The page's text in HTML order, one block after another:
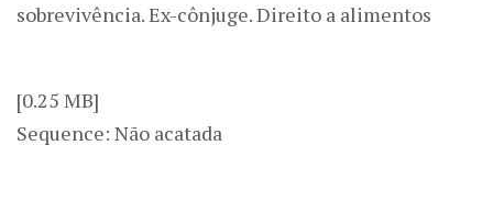
sobrevivência. Ex-cônjuge. Direito a alimentos
[0.25 MB]
Sequence: Não acatada